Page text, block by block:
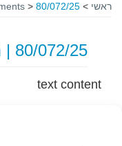
ראשי >
> 80/072/25 | הודיה שחר FROM סלא
80/072/25 | הודיה שחר FROM סלא
text content